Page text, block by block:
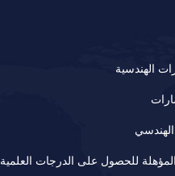
الهندسية
للحصول على الدرجات العلمية